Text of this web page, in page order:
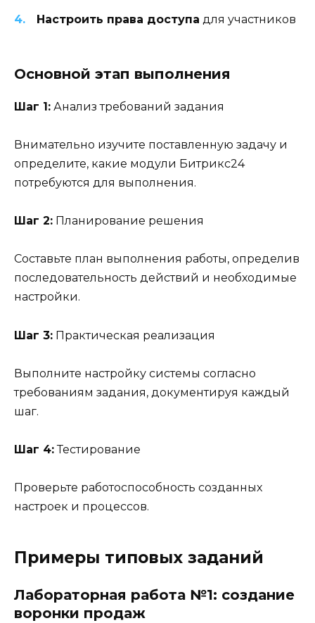
Настроить права доступа для участников
Основной этап выполнения
Шаг 1: Анализ требований задания
Внимательно изучите поставленную задачу и
определите, какие модули Битрикс24
потребуются для выполнения.
Шаг 2: Планирование решения
Составьте план выполнения работы, определив
последовательность действий и необходимые
настройки.
Шаг 3: Практическая реализация
Выполните настройку системы согласно
требованиям задания, документируя каждый
шаг.
Шаг 4:Тестирование
Проверьте работоспособность созданных
настроек и процессов.
Примеры типовых заданий
Лабораторная работа №1: создание
воронки продаж